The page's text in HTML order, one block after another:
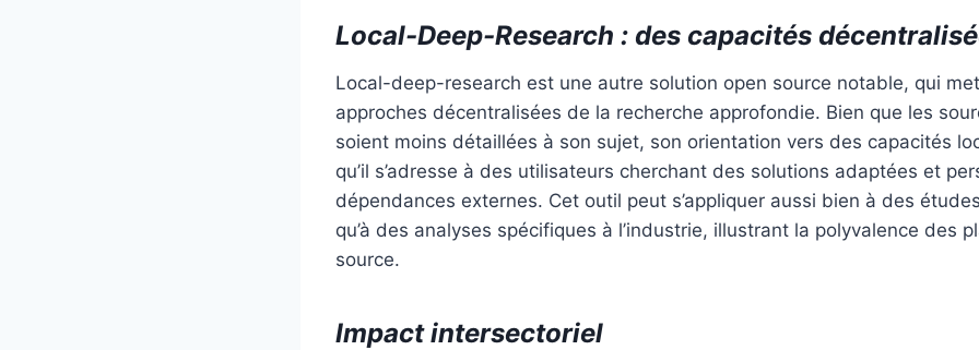
Local-Deep-Research : des capacités
Local-deep-research est une autre solution open source notable, qui met
approches décentralisées de la recherche approfondie. Bien que les
soient moins détaillées à son sujet, son orientation vers des capacités
qu’il s’adresse à des utilisateurs cherchant des solutions adaptées et
dépendances externes. Cet outil peut s’appliquer aussi bien à des
qu’à des analyses spécifiques à l’industrie, illustrant la polyvalence des
source.
Impact intersectoriel